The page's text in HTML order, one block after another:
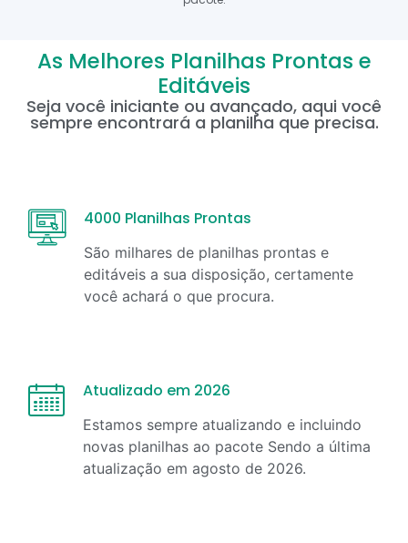
As Melhores Planilhas Prontas e
Editáveis
Seja você iniciante ou avançado, aqui você
sempre encontrará a planilha que precisa.
4000 Planilhas Prontas
São milhares de planilhas prontas e
editáveis a sua disposição, certamente
você achará o que procura.
Atualizado em 2026
Estamos sempre atualizando e incluindo
novas planilhas ao pacote Sendo a última
atualização em agosto de 2026.